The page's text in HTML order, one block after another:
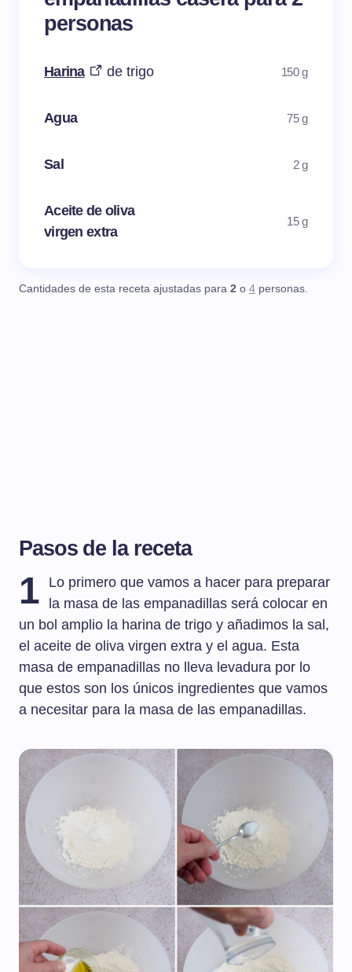
personas
Harina de trigo 150 g
Agua 75 g
Sal 2 g
Aceite de oliva
virgen extra
15 g
Cantidades de esta receta ajustadas para 2 o 4 personas.
Pasos de la receta
1
Lo primero que vamos a hacer para preparar
la masa de las empanadillas será colocar en
un bol amplio la harina de trigo y añadimos la sal,
el aceite de oliva virgen extra y el agua. Esta
masa de empanadillas no lleva levadura por lo
que estos son los únicos ingredientes que vamos
a necesitar para la masa de las empanadillas.